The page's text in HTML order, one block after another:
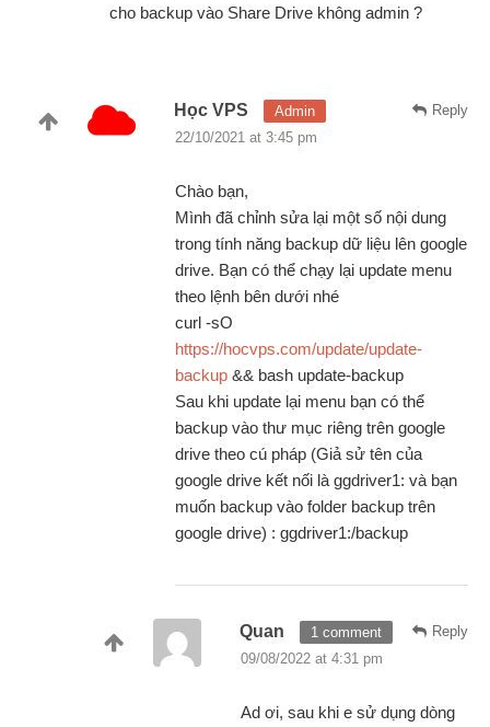
cho backup vào Share Drive không admin ?
Reply
Học VPS
Admin
22/10/2021 at 3:45 pm
Chào bạn,
Mình đã chỉnh sửa lại một số nội dung
trong tính năng backup dữ liệu lên google
drive. Bạn có thể chạy lại update menu
theo lệnh bên dưới nhé
curl -sO
https://hocvps.com/update/update-
backup && bash update-backup
Sau khi update lại menu bạn có thể
backup vào thư mục riêng trên google
drive theo cú pháp (Giả sử tên của
google drive kết nối là ggdriver1: và bạn
muốn backup vào folder backup trên
google drive) : ggdriver1:/backup
Reply
Quan
1 comment
09/08/2022 at 4:31 pm
Ad ơi, sau khi e sử dụng dòng